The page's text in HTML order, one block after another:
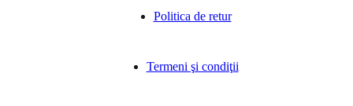
Politica de retur
Termeni şi condiţii